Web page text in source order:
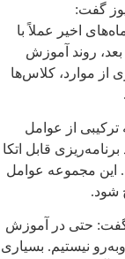
گفت:
اخیر عملاً با
بعد، روند آموزش
از موارد، کلاس‌ها
از عوامل
قابل اتکا
این مجموعه عوامل
شود.
حتی در آموزش
نیستیم. بسیاری